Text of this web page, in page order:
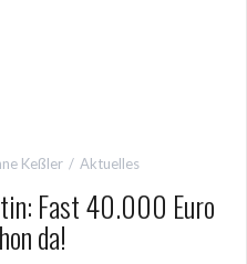
Keßler Aktuelles
Fast 40.000 Euro
da!